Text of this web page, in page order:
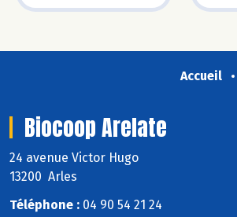
Accueil
Biocoop Arelate
24 avenue Victor Hugo
13200 Arles
Téléphone : 04 90 54 21 24